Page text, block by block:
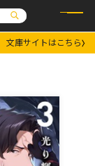
広報室
文庫サイトはこちら